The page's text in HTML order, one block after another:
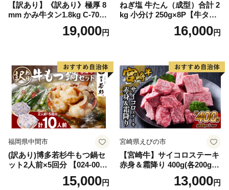
【訳あり】《訳あり》極厚 8
mm かみ牛タン1.8kg C-709-
19,000円
ねぎ塩 牛たん（成型）合計 2
kg 小分け 250g×8P【牛タン
牛肉 焼肉用 薄切り 訳あり サ
16,000円
福岡県中間市
(訳あり)博多若杉牛もつ鍋セ
ット2人前×5回分 【024-002
15,000円
宮崎県えびの市
【宮崎牛】サイコロステーキ
赤身＆霜降り 400g(各200g×
１P 計2P) 真空パック 冷凍
13,000円